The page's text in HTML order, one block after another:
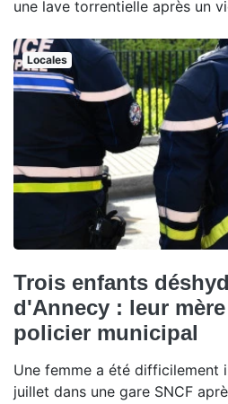
une lave torrentielle après un
Locales
Trois enfants
d'Annecy : leur
policier municipal
Une femme a été difficilement
juillet dans une gare SNCF